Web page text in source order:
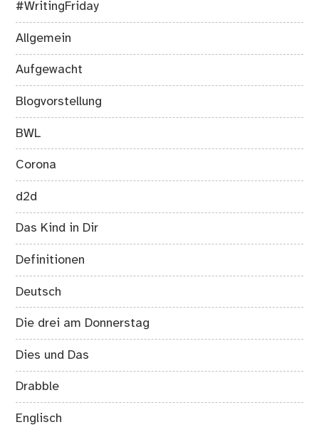
#WritingFriday
Allgemein
Aufgewacht
Blogvorstellung
BWL
Corona
d2d
Das Kind in Dir
Definitionen
Deutsch
Die drei am Donnerstag
Dies und Das
Drabble
Englisch